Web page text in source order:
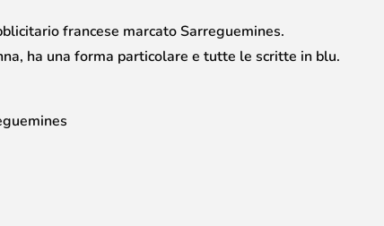
francese marcato Sarreguemines.
ha una forma particolare e tutte le scritte in blu.